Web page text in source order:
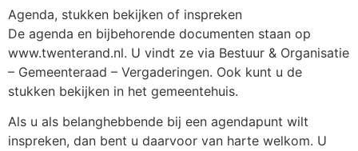
Agenda, stukken bekijken of inspreken
De agenda en bijbehorende documenten staan op
www.twenterand.nl. U vindt ze via Bestuur & Organisatie
– Gemeenteraad – Vergaderingen. Ook kunt u de
stukken bekijken in het gemeentehuis.
Als u als belanghebbende bij een agendapunt wilt
inspreken, dan bent u daarvoor van harte welkom. U